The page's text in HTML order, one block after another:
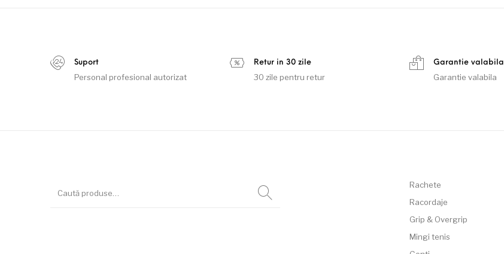
Suport
Personal profesional autorizat
Retur in 30 zile
30 zile pentru retur
Garantie valabila
Garantie valabila
Rachete
Racordaje
Grip & Overgrip
Mingi tenis